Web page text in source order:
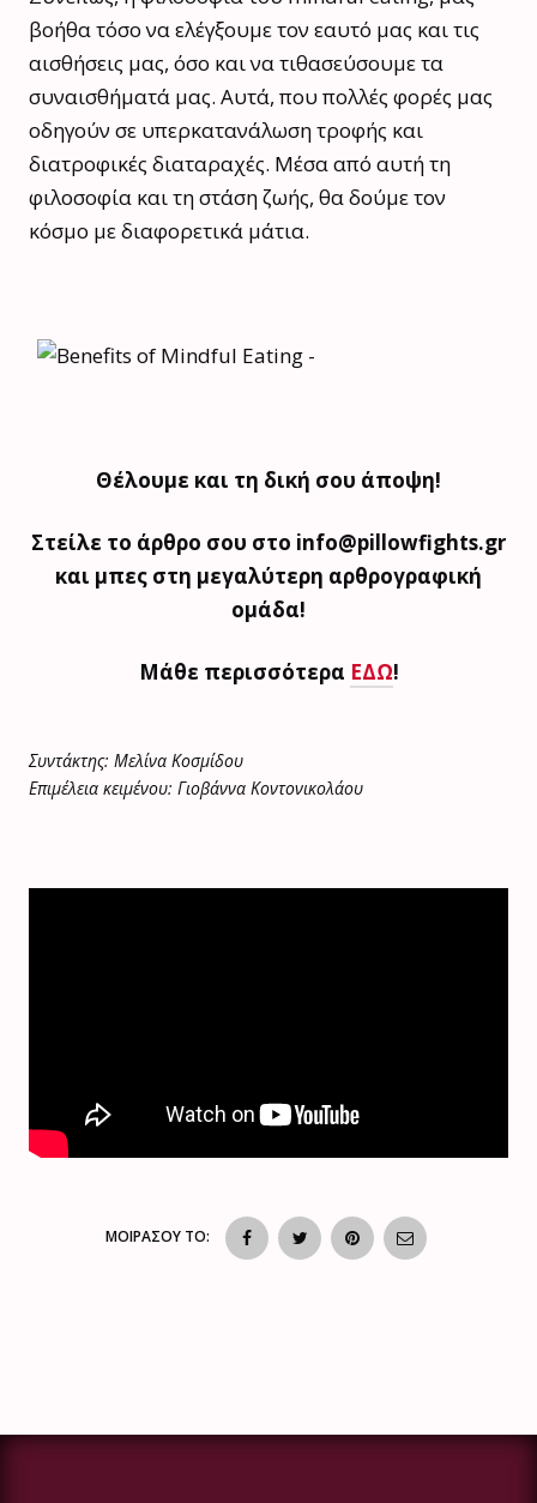
βοήθα τόσο να ελέγξουμε τον εαυτό μας και τις
αισθήσεις μας, όσο και να τιθασεύσουμε τα
συναισθήματά μας. Αυτά, που πολλές φορές μας
οδηγούν σε υπερκατανάλωση τροφής και
διατροφικές διαταραχές. Μέσα από αυτή τη
φιλοσοφία και τη στάση ζωής, θα δούμε τον
κόσμο με διαφορετικά μάτια.
Θέλουμε και τη δική σου άποψη!
Στείλε το άρθρο σου στο info@pillowfights.gr
και μπες στη μεγαλύτερη αρθρογραφική
ομάδα!
Μάθε περισσότερα ΕΔΩ!
Συντάκτης: Μελίνα Κοσμίδου
Επιμέλεια κειμένου: Γιοβάννα Κοντονικολάου
ΜΟΙΡΑΣΟΥ ΤΟ: